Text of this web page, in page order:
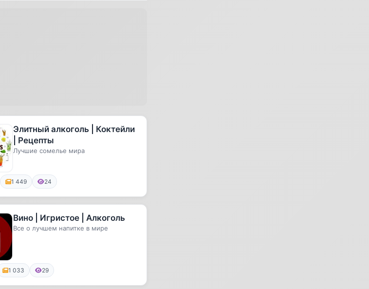
Элитный алкоголь | Коктейли
| Рецепты
Лучшие сомелье мира
1 449 24
Вино | Игристое | Алкоголь
Все о лучшем напитке в мире
1 033 29